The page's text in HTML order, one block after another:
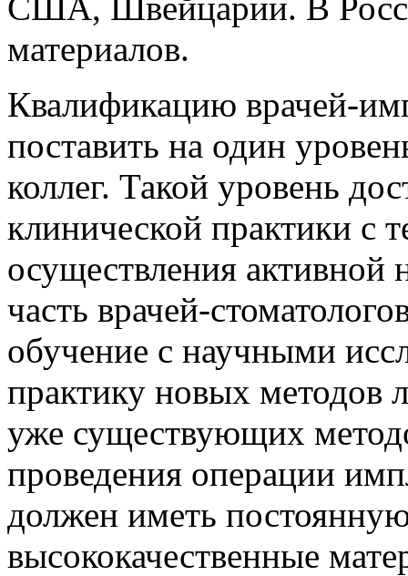
материалов.
Квалификацию врачей-
поставить на один
коллег. Такой уровень
клинической практики с
осуществления активной
часть врачей-
обучение с научными
практику новых методов
уже существующих
проведения операции
должен иметь
высококачественные